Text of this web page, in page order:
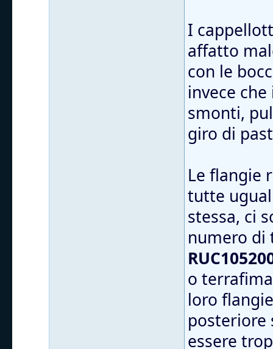
I
affatto
con le
invece
smonti,
giro di
Le flangie
tutte
stessa, ci
numero
o
loro
posteriore
essere